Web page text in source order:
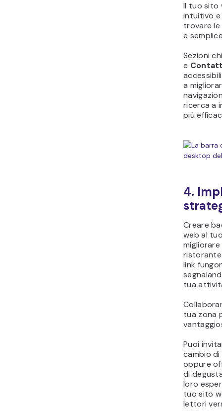
Il tuo sito
intuitivo
trovare le
e
Sezioni
e
a
ricerca a
più
4.
Creare
web al
link
tua
tua zona
Puoi
cambio
oppure
di
loro
tuo sito
lettori